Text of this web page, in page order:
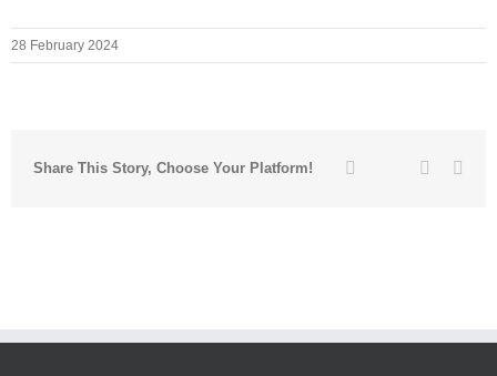
28 February 2024
Share This Story, Choose Your Platform! Facebook
TwitterLinkedin